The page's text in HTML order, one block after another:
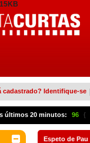
cadastrado? Identifique-se
últimos 20 minutos: 96 {
Espeto de Pau